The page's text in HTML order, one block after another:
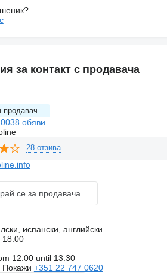
за контакт с продавача
продавач
обяви
28 отзива
се за продавача
испански, английски
18:00
12.00 until 13.30
Покажи +351 22 747 0620